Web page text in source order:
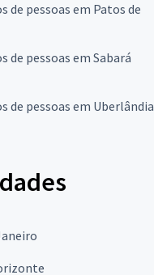
de pessoas em Patos de
de pessoas em Sabará
de pessoas em Uberlândia